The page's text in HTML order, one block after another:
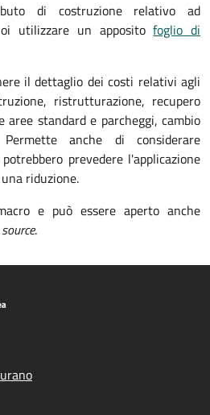
di costruzione relativo ad
utilizzare un appositofoglio di
il dettaglio dei costi relativi agli
ristrutturazione, recupero
standard e parcheggi, cambio
anche di considerare
prevedere l'applicazione
riduzione.
e può essere aperto anche
.